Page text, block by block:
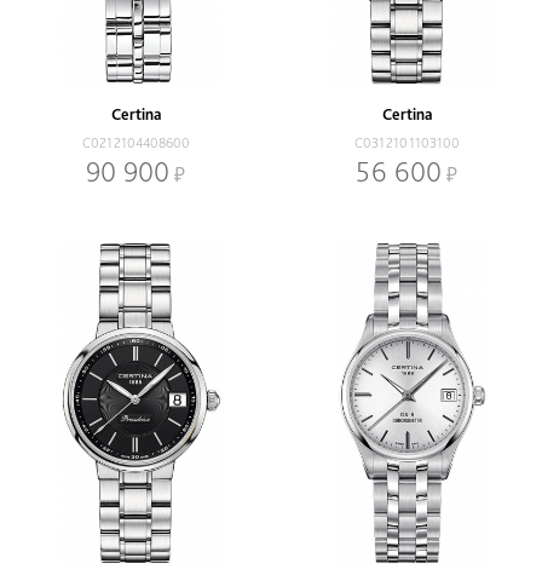
Certina
C0212104408600
90 900
Certina
C0312101103100
56 600